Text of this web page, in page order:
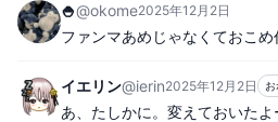
🍚@okome2025年12月2日
ファンマあめじゃなくておこ
イエリン@ierin2025年12月2日
あ、たしかに。変えておいたよ